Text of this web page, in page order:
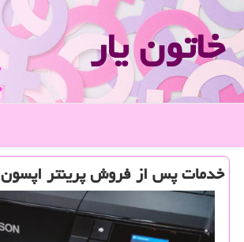
خاتون یار
خدمات پس از فروش پرینتر اپسون